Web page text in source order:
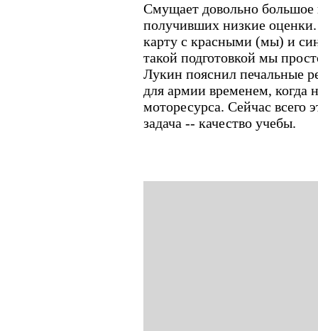
Смущает довольно большое
получивших низкие
карту с красными (мы) и
такой подготовкой мы
Лукин пояснил печальные
для армии временем, когда
моторесурса. Сейчас всего
задача -- качество учебы.